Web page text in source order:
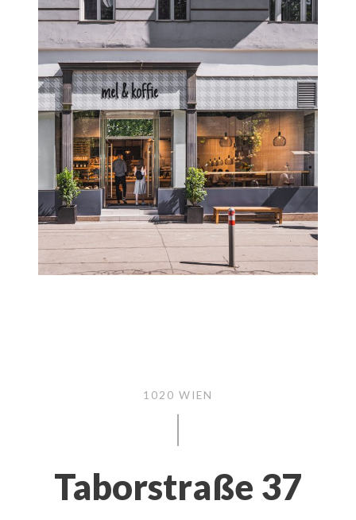
1020 WIEN
Taborstraße 37